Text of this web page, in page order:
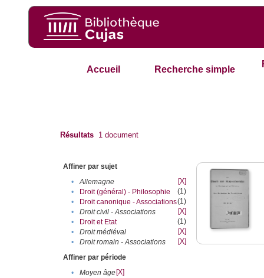
Accueil Recherche simple
Résultats 1 document
Affiner par sujet
•
Allemagne
[X]
•
Droit (général) - Philosophie
(1)
•
Droit canonique - Associations(1)
•
Droit civil - Associations
[X]
•
Droit et Etat
(1)
•
Droit médiéval
[X]
•
Droit romain - Associations
[X]
Affiner par période
•
Moyen âge[X]